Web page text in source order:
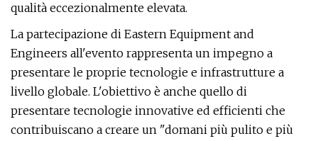
qualità eccezionalmente elevata.
La partecipazione di Eastern Equipment and
Engineers all'evento rappresenta un impegno a
presentare le proprie tecnologie e infrastrutture a
livello globale. L'obiettivo è anche quello di
presentare tecnologie innovative ed efficienti che
contribuiscano a creare un "domani più pulito e più